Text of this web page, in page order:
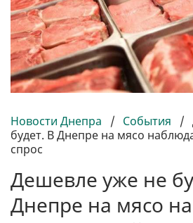
Новости Днепра / События /
будет. В Днепре на мясо
спрос
Дешевле уже не
Днепре на мясо